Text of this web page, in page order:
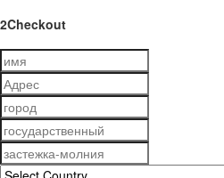
2Checkout